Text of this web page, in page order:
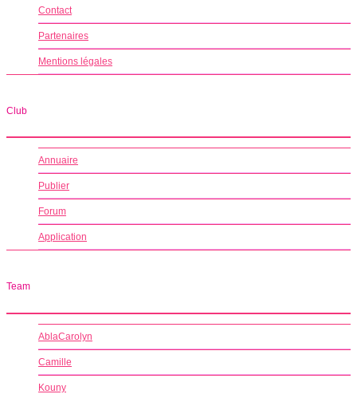
Contact
Partenaires
Mentions légales
Club
Annuaire
Publier
Forum
Application
Team
AblaCarolyn
Camille
Kouny